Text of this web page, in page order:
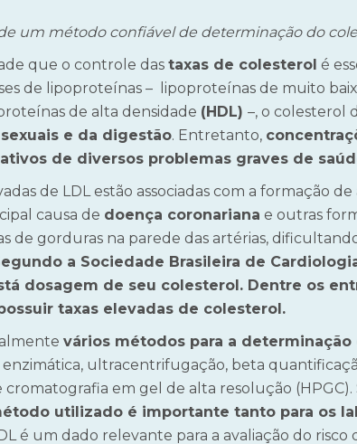
um método confiável de determinação do
que o controle das taxas de colesterol é
de lipoproteínas – lipoproteínas de muito
de alta densidade (HDL) –, o colesterol
e da digestão. Entretanto,
de diversos problemas graves de
de LDL estão associadas com a formação
causa de doença coronariana e outras
de gorduras na parede das artérias,
a Sociedade Brasileira de
dosagem de seu colesterol. Dentre os
taxas elevadas de colesterol.
vários métodos para a
ultracentrifugação, beta
cromatografia em gel de alta resolução
utilizado é importante tanto para os
é um dado relevante para a avaliação do risco